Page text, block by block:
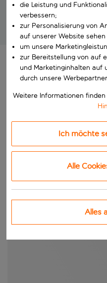
Wir suchen
Grossartige
die Leistung und
verbessern;
zur Personalisierung von
auf unserer Website sehen
um unsere
zur Bereitstellung von auf
und Marketinginhalten auf
durch unsere
Weitere Informationen finden
Ich möchte
Alle
Alles